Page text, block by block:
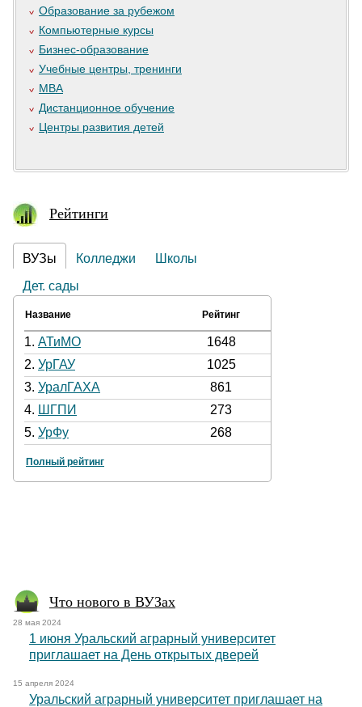
Образование за рубежом
Компьютерные курсы
Бизнес-образование
Учебные центры, тренинги
MBA
Дистанционное обучение
Центры развития детей
Рейтинги
ВУЗы Колледжи
Школы
Дет. сады
Название Рейтинг
1. АТиМО
1648
2. УрГАУ
1025
3. УралГАХА
861
4. ШГПИ
273
5. УрФу 268
Полный рейтинг
Что нового в ВУЗах
28 мая 2024
1 июня Уральский аграрный университет
приглашает на День открытых дверей
15 апреля 2024
Уральский аграрный университет приглашает на